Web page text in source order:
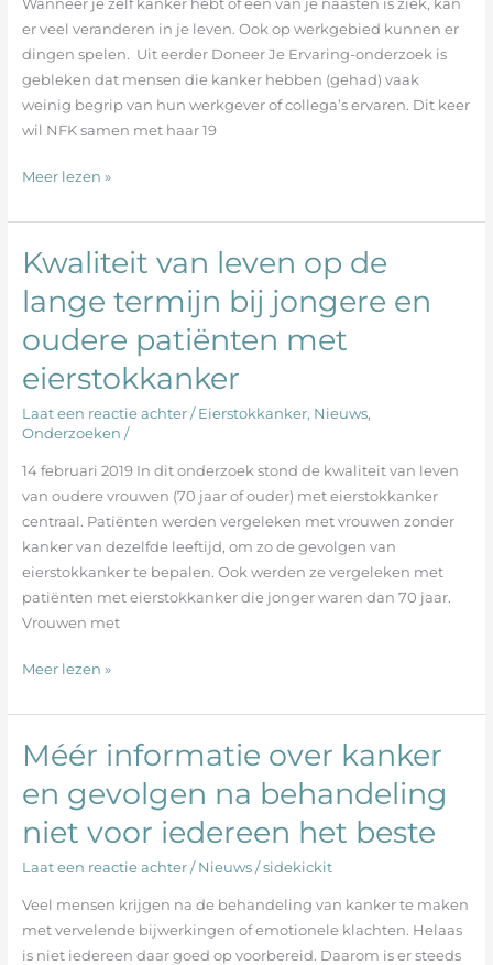
Wanneer je zelf kanker hebt of een van je naasten is ziek, kan
er veel veranderen in je leven. Ook op werkgebied kunnen er
dingen spelen. Uit eerder Doneer Je Ervaring-onderzoek is
gebleken dat mensen die kanker hebben (gehad) vaak
weinig begrip van hun werkgever of collega’s ervaren. Dit keer
wil NFK samen met haar 19
NFK
Meer lezen »
Kwaliteit van leven op de
lange termijn bij jongere en
oudere patiënten met
eierstokkanker
Laat een reactie achter / Eierstokkanker, Nieuws,
Onderzoeken /
14 februari 2019 In dit onderzoek stond de kwaliteit van leven
van oudere vrouwen (70 jaar of ouder) met eierstokkanker
centraal. Patiënten werden vergeleken met vrouwen zonder
kanker van dezelfde leeftijd, om zo de gevolgen van
eierstokkanker te bepalen. Ook werden ze vergeleken met
patiënten met eierstokkanker die jonger waren dan 70 jaar.
Vrouwen met
Kwaliteit
leven
op
lange
termijn
bij
Meer lezen »
Méér informatie over kanker
en gevolgen na behandeling
niet voor iedereen het beste
Laat een reactie achter / Nieuws/sidekickit
Veel mensen krijgen na de behandeling van kanker te maken
met vervelende bijwerkingen of emotionele klachten. Helaas
is niet iedereen daar goed op voorbereid. Daarom is er steeds
Méér
over
kanker
gevolgen
na
behandeling
niet